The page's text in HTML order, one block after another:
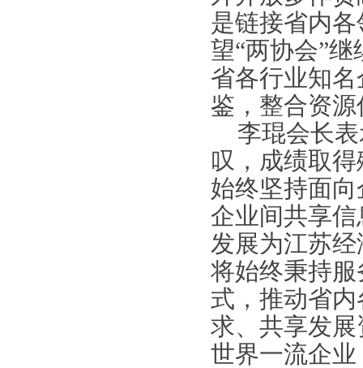
是链接省内各
望“两协会”继
省各行业知名
鉴，整合资
李琨会长
叹，成绩取
始终坚持面
企业间共享
发展为江苏
将始终秉持
式，推动省
求、共享发
世界一流企业